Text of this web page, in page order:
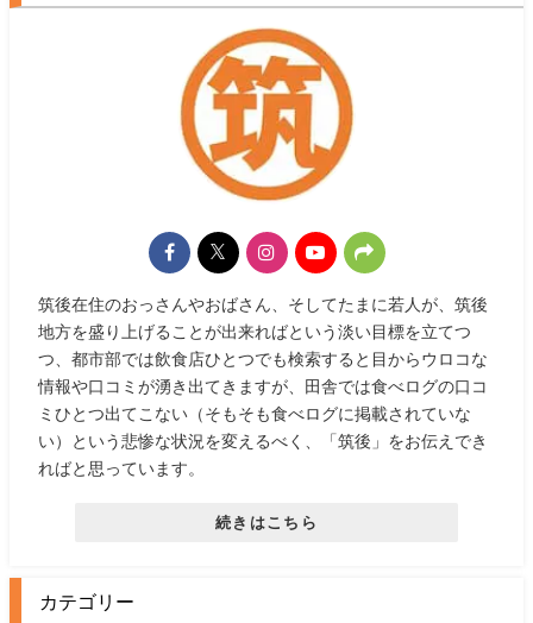
筑後在住のおっさんやおばさん、そしてたまに若人が、筑後
地方を盛り上げることが出来ればという淡い目標を立てつ
つ、都市部では飲食店ひとつでも検索すると目からウロコな
情報や口コミが湧き出てきますが、田舎では食べログの口コ
ミひとつ出てこない（そもそも食べログに掲載されていな
い）という悲惨な状況を変えるべく、「筑後」をお伝えでき
ればと思っています。
続きはこちら
カテゴリー